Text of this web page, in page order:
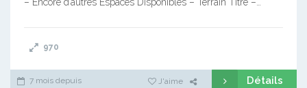
970
7 mois depuis J'aime Détails